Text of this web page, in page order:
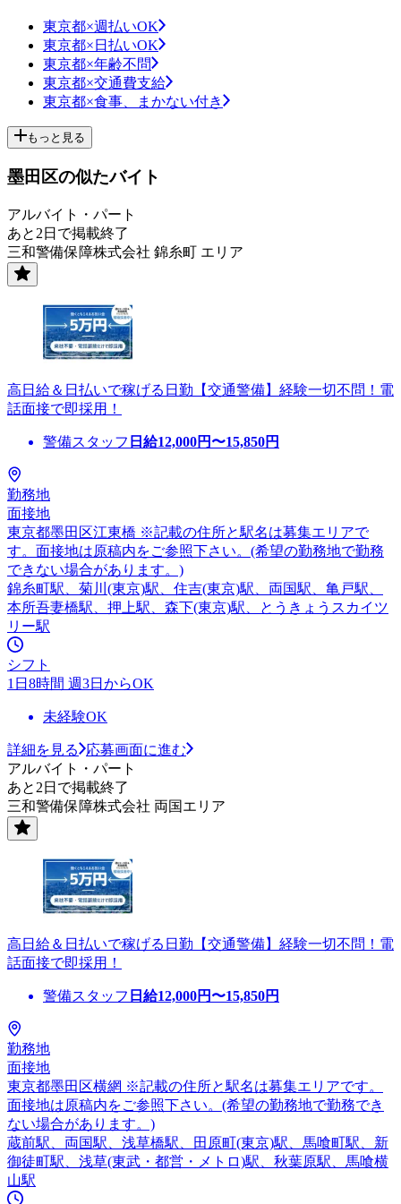
東京都×週払いOK
東京都×日払いOK
東京都×年齢不問
東京都×交通費支給
東京都×食事、まかない付き
もっと見る
墨田区の似たバイト
アルバイト・パート
あと2日で掲載終了
三和警備保障株式会社 錦糸町 エリア
高日給＆日払いで稼げる日勤【交通警備】経験一切不問！電
話面接で即採用！
警備スタッフ 日給12,000円〜15,850円
勤務地
面接地
東京都墨田区江東橋 ※記載の住所と駅名は募集エリアで
す。面接地は原稿内をご参照下さい。(希望の勤務地で勤務
できない場合があります。)
錦糸町駅、菊川(東京)駅、住吉(東京)駅、両国駅、亀戸駅、
本所吾妻橋駅、押上駅、森下(東京)駅、とうきょうスカイツ
リー駅
シフト
1日8時間 週3日からOK
未経験OK
詳細を見る
応募画面に進む
アルバイト・パート
あと2日で掲載終了
三和警備保障株式会社 両国エリア
高日給＆日払いで稼げる日勤【交通警備】経験一切不問！電
話面接で即採用！
警備スタッフ 日給12,000円〜15,850円
勤務地
面接地
東京都墨田区横網 ※記載の住所と駅名は募集エリアです。
面接地は原稿内をご参照下さい。(希望の勤務地で勤務でき
ない場合があります。)
蔵前駅、両国駅、浅草橋駅、田原町(東京)駅、馬喰町駅、新
御徒町駅、浅草(東武・都営・メトロ)駅、秋葉原駅、馬喰横
山駅